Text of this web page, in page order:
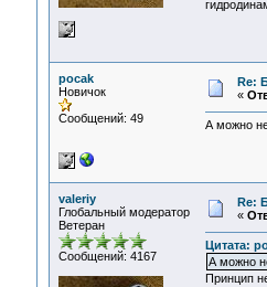
pocak
Новичок
Сообщений: 49
Re:
«
А можно
valeriy
Глобальный модератор
Ветеран
Сообщений: 4167
Re:
«
Цитата:
А можно
Принцип